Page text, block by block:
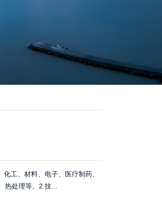
工、材料、电子、医疗制药、
处理等。2.技...